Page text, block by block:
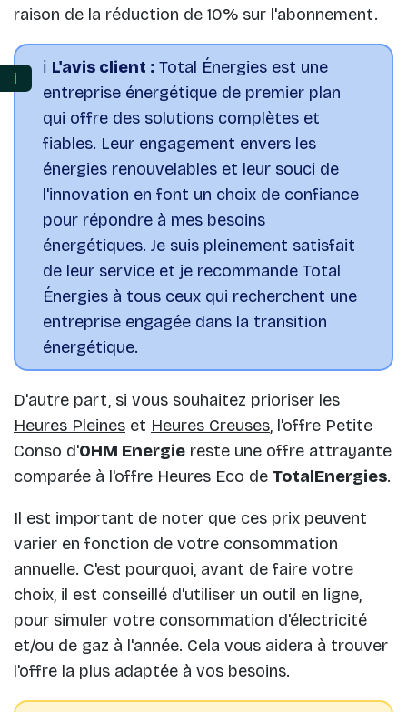
raison de la réduction de 10% sur l'abonnement.
ℹ️ L'avis client : Total Énergies est une
entreprise énergétique de premier plan
qui offre des solutions complètes et
fiables. Leur engagement envers les
énergies renouvelables et leur souci de
l'innovation en font un choix de confiance
pour répondre à mes besoins
énergétiques. Je suis pleinement satisfait
de leur service et je recommande Total
Énergies à tous ceux qui recherchent une
entreprise engagée dans la transition
énergétique.
D'autre part, si vous souhaitez prioriser les
Heures Pleines et Heures Creuses, l'offre Petite
Conso d'OHM Energie reste une offre attrayante
comparée à l'offre Heures Eco de TotalEnergies.
Il est important de noter que ces prix peuvent
varier en fonction de votre consommation
annuelle. C'est pourquoi, avant de faire votre
choix, il est conseillé d'utiliser un outil en ligne,
pour simuler votre consommation d'électricité
et/ou de gaz à l'année. Cela vous aidera à trouver
l'offre la plus adaptée à vos besoins.
ℹ️